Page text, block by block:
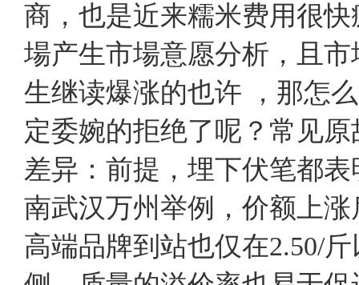
商，也是近来糯米费用很
場产生市場意愿分析，且
生继读爆涨的也许 ，那怎
定委婉的拒绝了呢？常见
差异：前提，埋下伏笔都
南武汉万州举例，价额上
高端品牌到站也仅在2.50/